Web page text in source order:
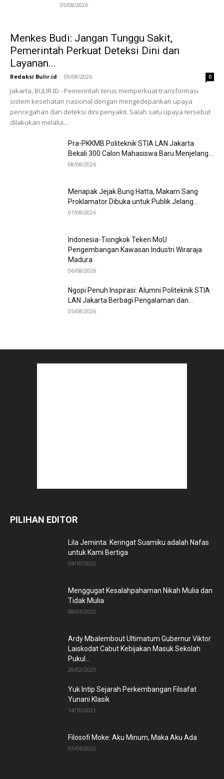
05/08/2026
Menkes Budi: Jangan Tunggu Sakit,
Pemerintah Perkuat Deteksi Dini dan
Layanan...
Redaksi Bulir.id - 09/08/2026 0
Jakarta, BULIR.ID - Pemerintah terus memperkuat transformasi
sistem kesehatan nasional dengan mengedepankan upaya
pencegahan dan deteksi dini penyakit. Salah satu upaya tersebut
dilakukan melalui...
Pra-PKKMB Politeknik STIA LAN Jakarta
Bekali 300 Calon Mahasiswa Baru Menjelang...
08/08/2026
Menapak Jejak Bung Hatta, Makam Sang
Proklamator Dibuka untuk Publik Jelang...
07/08/2026
Indonesia-Tiongkok Teken MoU
Pengembangan Kawasan Industri Wiraraja
Madura
06/08/2026
Ngopi Penuh Inspirasi: Alumni Politeknik STIA
LAN Jakarta Berbagi Pengalaman dan...
05/08/2026
PILIHAN EDITOR
Lila Jeminta: Keringat Suamiku adalah Nafas
untuk Kami Bertiga
04/10/2022
Menggugat Kesalahpahaman Nikah Mulia dan
Tidak Mulia
08/03/2022
Ardy Mbalembout Ultimatum Gubernur Viktor
Laiskodat Cabut Kebijakan Masuk Sekolah
Pukul...
28/02/2023
Yuk Intip Sejarah Perkembangan Filsafat
Yunani Klasik
14/10/2021
Filosofi Moke: Aku Minum, Maka Aku Ada
03/06/2022